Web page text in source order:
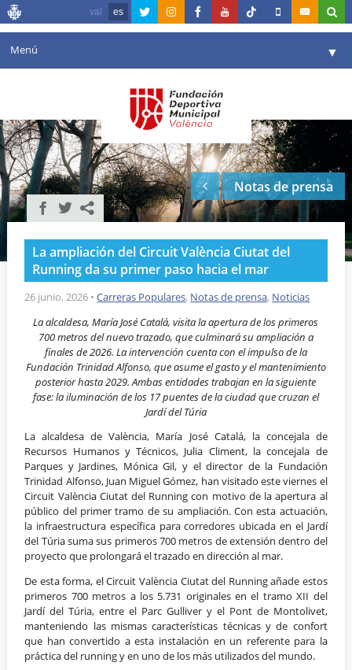
val es
Menú ▼
Agenda
Instalaciones
Comunicación ▼
Valencia en deporte
Portal de Transparencia
Reservas
Notas de prensa
La ampliación del Circuit València Ciutat del
Running da su primer paso hacia el mar
26 junio, 2026 •Carreras Populares, Notas de prensa, Noticias
La alcaldesa, María José Catalá, visita la apertura de los primeros
700 metros del nuevo trazado, que culminará su ampliación a
finales de 2026. La intervención cuenta con el impulso de la
Fundación Trinidad Alfonso, que asume el gasto y el mantenimiento
posterior hasta 2029. Ambas entidades trabajan en la siguiente
fase: la iluminación de los 17 puentes de la ciudad que cruzan el
Jardí del Túria
La alcaldesa de València, María José Catalá, la concejala de
Recursos Humanos y Técnicos, Julia Climent, la concejala de
Parques y Jardines, Mónica Gil, y el director de la Fundación
Trinidad Alfonso, Juan Miguel Gómez, han visitado este viernes el
Circuit València Ciutat del Running con motivo de la apertura al
público del primer tramo de su ampliación. Con esta actuación,
la infraestructura específica para corredores ubicada en el Jardí
del Túria suma sus primeros 700 metros de extensión dentro del
proyecto que prolongará el trazado en dirección al mar.
De esta forma, el Circuit València Ciutat del Running añade estos
primeros 700 metros a los 5.731 originales en el tramo XII del
Jardí del Túria, entre el Parc Gulliver y el Pont de Montolivet,
manteniendo las mismas características técnicas y de confort
que han convertido a esta instalación en un referente para la
práctica del running y en uno de los más utilizados del mundo.